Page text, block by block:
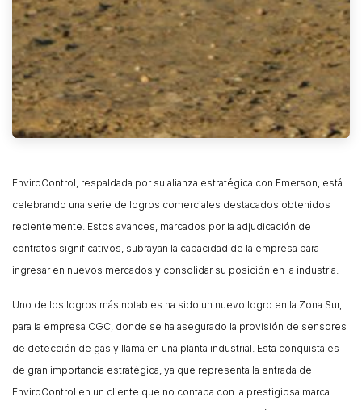
EnviroControl, respaldada por su alianza estratégica con Emerson, está
celebrando una serie de logros comerciales destacados obtenidos
recientemente. Estos avances, marcados por la adjudicación de
contratos significativos, subrayan la capacidad de la empresa para
ingresar en nuevos mercados y consolidar su posición en la industria.
Uno de los logros más notables ha sido un nuevo logro en la Zona Sur,
para la empresa CGC, donde se ha asegurado la provisión de sensores
de detección de gas y llama en una planta industrial. Esta conquista es
de gran importancia estratégica, ya que representa la entrada de
EnviroControl en un cliente que no contaba con la prestigiosa marca